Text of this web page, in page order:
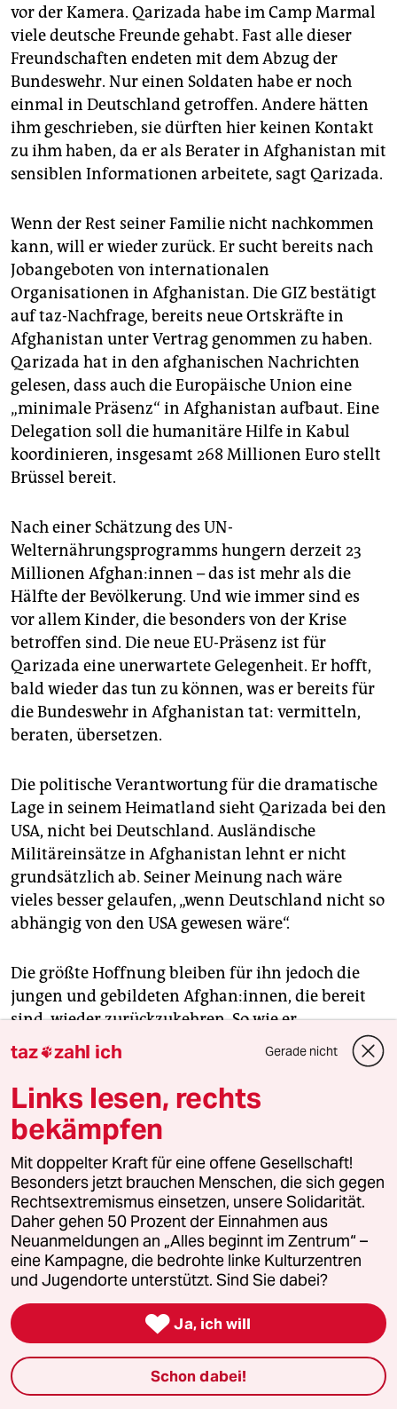
vor der Kamera. Qarizada habe im Camp Marmal
viele deutsche Freunde gehabt. Fast alle dieser
Freundschaften endeten mit dem Abzug der
Bundeswehr. Nur einen Soldaten habe er noch
einmal in Deutschland getroffen. Andere hätten
ihm geschrieben, sie dürften hier keinen Kontakt
zu ihm haben, da er als Berater in Afghanistan mit
sensiblen Informationen arbeitete, sagt Qarizada.
Wenn der Rest seiner Familie nicht nachkommen
kann, will er wieder zurück. Er sucht bereits nach
Jobangeboten von internationalen
Organisationen in Afghanistan. Die GIZ bestätigt
auf taz-Nachfrage, bereits neue Ortskräfte in
Afghanistan unter Vertrag genommen zu haben.
Qarizada hat in den afghanischen Nachrichten
gelesen, dass auch die Europäische Union eine
„minimale Präsenz“ in Afghanistan aufbaut. Eine
Delegation soll die humanitäre Hilfe in Kabul
koordinieren, insgesamt 268 Millionen Euro stellt
Brüssel bereit.
Nach einer Schätzung des UN-
Welternährungsprogramms hungern derzeit 23
Millionen Af­gha­n:in­nen – das ist mehr als die
Hälfte der Bevölkerung. Und wie immer sind es
vor allem Kinder, die besonders von der Krise
betroffen sind. Die neue EU-Präsenz ist für
Qarizada eine unerwartete Gelegenheit. Er hofft,
bald wieder das tun zu können, was er bereits für
die Bundeswehr in Afghanistan tat: vermitteln,
beraten, übersetzen.
Die politische Verantwortung für die dramatische
Lage in seinem Heimatland sieht Qarizada bei den
USA, nicht bei Deutschland. Ausländische
Militäreinsätze in Afghanistan lehnt er nicht
grundsätzlich ab. Seiner Meinung nach wäre
vieles besser gelaufen, „wenn Deutschland nicht so
abhängig von den USA gewesen wäre“.
Die größte Hoffnung bleiben für ihn jedoch die
jungen und gebildeten Afghan:innen, die bereit
sind, wieder zurückzukehren. So wie er.
Zainab Baqiri: Aufgeben ist keine
Option
Zainab Baqiri will nicht mehr schweigen. Sie steht
vor dem Pult und spricht laut und klar, damit alle
im Hörsaal B1 der Universität Hohenheim sie
verstehen können. Es ist Ende Januar, vor der 30-
jährigen Frau sitzen etwa 25 Studierende. Sie sind
nach der Vorlesung dageblieben, um zu hören, was
Baqiri zu sagen hat. Einige halten ausgedruckte
DIN-A3-Blätter hoch, auf denen einzelne Wörter
und Sätze neonfarben angestrichen sind. Auf
einem steht: „Bildung ist Menschenrecht“.
taz zahl ich Gerade nicht
Links lesen, rechts
bekämpfen
Mit doppelter Kraft für eine offene Gesellschaft!
Besonders jetzt brauchen Menschen, die sich gegen
Rechtsextremismus einsetzen, unsere Solidarität.
Daher gehen 50 Prozent der Einnahmen aus
Neuanmeldungen an „Alles beginnt im Zentrum“ –
eine Kampagne, die bedrohte linke Kulturzentren
und Jugendorte unterstützt. Sind Sie dabei?
 Ja, ich will
Schon dabei!